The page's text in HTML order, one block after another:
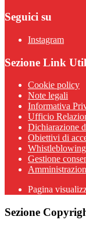
Seguici su
Instagram
Sezione Link
Cookie policy
Note legali
Informativa
Ufficio
Dichiarazione
Obiettivi di
Whistleblowing
Gestione
Pagina
Sezione